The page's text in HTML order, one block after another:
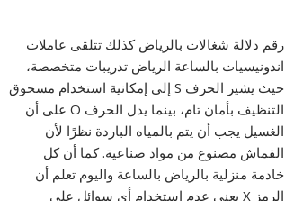
رقم دلالة شغالات بالرياض كذلك تتلقى عاملات
اندونيسيات بالساعة الرياض تدريبات متخصصة،
حيث يشير الحرف S إلى إمكانية استخدام مسحوق
التنظيف بأمان تام، بينما يدل الحرف O على أن
الغسيل يجب أن يتم بالمياه الباردة نظرًا لأن
القماش مصنوع من مواد صناعية. كما أن كل
خادمة منزلية بالرياض بالساعة واليوم تعلم أن
الرمز X يعني عدم استخدام أي سوائل على